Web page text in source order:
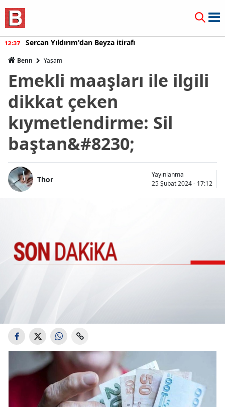
12:37 Sercan Yıldırım'dan Beyza itirafı
Benn Yaşam
Emekli maaşları ile ilgili
dikkat çeken
kıymetlendirme: Sil
baştan&#8230;
Thor
Yayınlanma
25 Şubat 2024 - 17:12